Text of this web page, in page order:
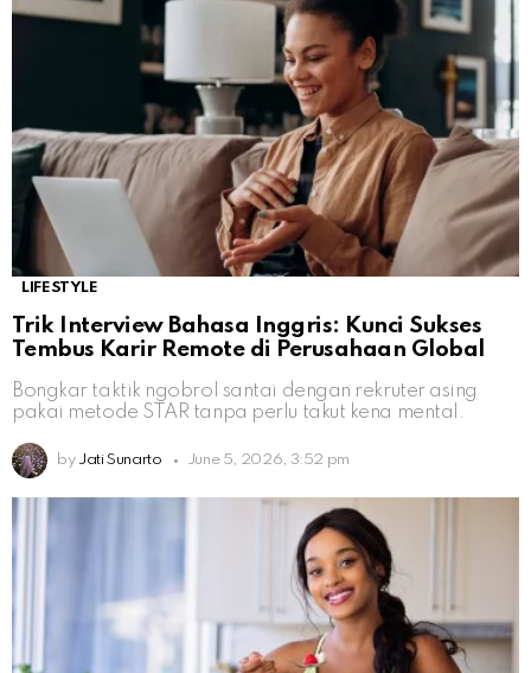
LIFESTYLE
Trik Interview Bahasa Inggris: Kunci Sukses
Tembus Karir Remote di Perusahaan Global
Bongkar taktik ngobrol santai dengan rekruter asing
pakai metode STAR tanpa perlu takut kena mental.
by Jati Sunarto June 5, 2026, 3:52 pm